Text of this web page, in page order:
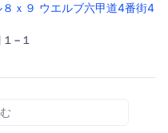
ｘ９ ウエルブ六甲道4番街4
−１